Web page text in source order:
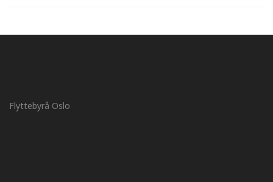
Flyttebyrå Oslo